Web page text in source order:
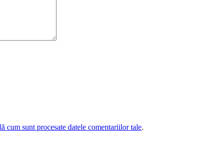
cum sunt procesate datele comentariilor tale.